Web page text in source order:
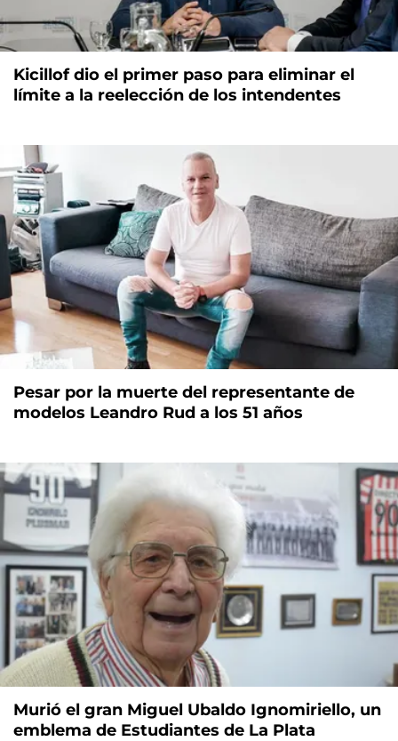
Kicillof dio el primer paso para eliminar el
límite a la reelección de los intendentes
Pesar por la muerte del representante de
modelos Leandro Rud a los 51 años
Murió el gran Miguel Ubaldo Ignomiriello, un
emblema de Estudiantes de La Plata